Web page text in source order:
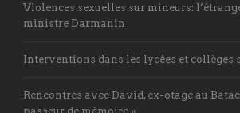
Violences sexuelles sur mineurs:
ministre Darmanin
Interventions dans les lycées et collèges
Rencontres avec David, ex-otage au